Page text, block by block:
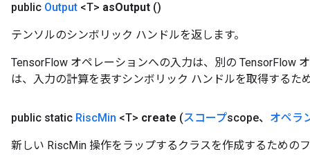
public Output <T> asOutput ()
テンソルのシンボリック ハンドルを返します。
TensorFlow オペレーションへの入力は、別の TensorFlow
は、入力の計算を表すシンボリック ハンドルを取得するた
public static RiscMin <T> create (スコープscope、 オペラ
新しい RiscMin 操作をラップするクラスを作成するための